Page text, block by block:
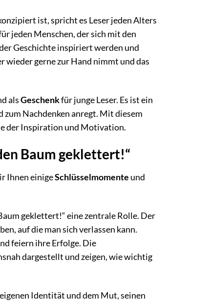
ist, spricht es Leser jeden Alters
jeden Menschen, der sich mit den
Geschichte inspiriert werden und
wieder gerne zur Hand nimmt und das
alsGeschenkfür junge Leser. Es ist ein
Nachdenken anregt. Mit diesem
der Inspiration und Motivation.
Baum geklettert!“
Ihnen einigeSchlüsselmomente und
geklettert!“ eine zentrale Rolle. Der
auf die man sich verlassen kann.
feiern ihre Erfolge. Die
dargestellt und zeigen, wie wichtig
Identität und dem Mut, seinen